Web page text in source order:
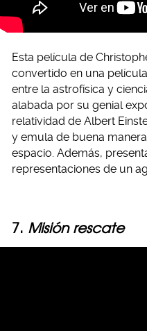
Esta película de
convertido en una
entre la astrofísica y
alabada por su genial
relatividad de Albert
y emula de buena
espacio. Además,
representaciones de un
7. Misión rescate